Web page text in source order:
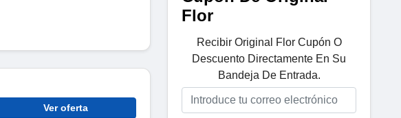
Ver oferta
Flor
Recibir Original Flor Cupón O
Descuento Directamente En Su
Bandeja De Entrada.